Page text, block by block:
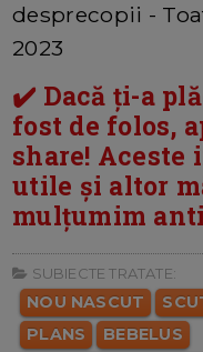
desprecopii -
2023
✔️ Dacă ți-a
fost de folos,
share!
utile și altor
mulțumim
SUBIECTE TRATATE:
NOU NASCUT
PLANS
BEBELUS